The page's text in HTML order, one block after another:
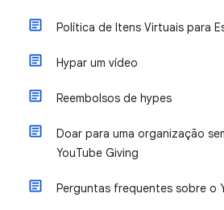
Política de Itens Virtuais para
Hypar um vídeo
Reembolsos de hypes
Doar para uma organização
YouTube Giving
Perguntas frequentes sobre o